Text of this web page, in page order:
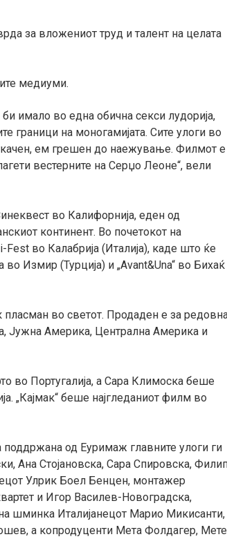
за вложениот труд и талент на целата
медиуми.
имало во една обична секси лудорија,
граници на моногамијата. Сите улоги во
ем грешен до наежување. Филмот е
вестерните на Серџо Леоне“, вели
во Калифорнија, еден од
континент. Во почетокот на
Fest во Калабрија( Италија), каде што ќе
во Измир(Турција) и „Avant&Una“ во Бихаќ
во светот. Продаденеза
Јужна Америка, Централна Америка и
во Португалија, а Сара Климоска беше
„Кајмак“ беше најгледаниот филм во
од Еуримаж главните улоги ги
Ана Стојановска, Сара Спировска,
Улрик Боел Бенцен, монтажер
и Игор Василев-Новоградска,
шминка Италијанецот Марио Микисанти,
а копродуценти Мета Фолдагер, Мете